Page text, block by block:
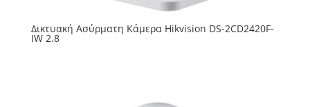
Δικτυακή Ασύρματη Κάμερα Hikvision DS-2CD2420F-
IW 2.8